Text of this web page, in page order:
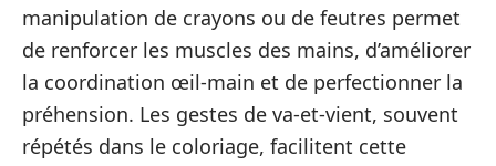
manipulation de crayons ou de feutres permet
de renforcer les muscles des mains, d’améliorer
la coordination œil-main et de perfectionner la
préhension. Les gestes de va-et-vient, souvent
répétés dans le coloriage, facilitent cette